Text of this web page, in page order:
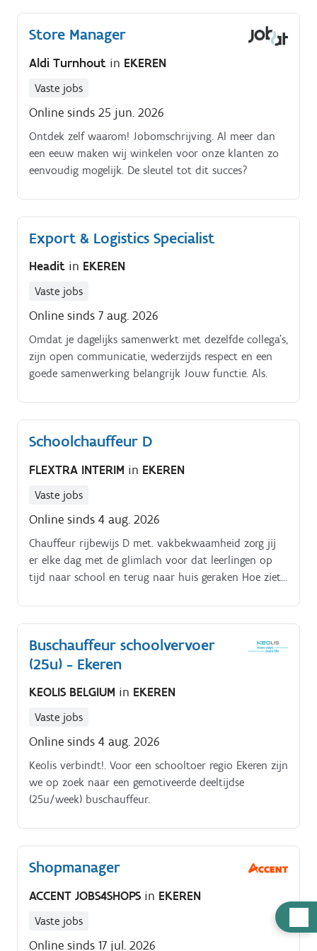
scheren.
Store Manager
Aldi Turnhout in EKEREN
Vaste jobs
Online sinds 25 jun. 2026
Ontdek zelf waarom! Jobomschrijving. Al meer dan
een eeuw maken wij winkelen voor onze klanten zo
eenvoudig mogelijk. De sleutel tot dit succes?
Export & Logistics Specialist
Headit in EKEREN
Vaste jobs
Online sinds 7 aug. 2026
Omdat je dagelijks samenwerkt met dezelfde collega’s,
zijn open communicatie, wederzijds respect en een
goede samenwerking belangrijk Jouw functie. Als.
Schoolchauffeur D
FLEXTRA INTERIM in EKEREN
Vaste jobs
Online sinds 4 aug. 2026
Chauffeur rijbewijs D met. vakbekwaamheid zorg jij
er elke dag met de glimlach voor dat leerlingen op
tijd naar school en terug naar huis geraken Hoe ziet
Buschauffeur schoolvervoer
(25u) - Ekeren
KEOLIS BELGIUM in EKEREN
Vaste jobs
Online sinds 4 aug. 2026
Keolis verbindt!. Voor een schooltoer regio Ekeren zijn
we op zoek naar een gemotiveerde deeltijdse
(25u/week) buschauffeur.
Shopmanager
ACCENT JOBS4SHOPS in EKEREN
Vaste jobs
Online sinds 17 jul. 2026